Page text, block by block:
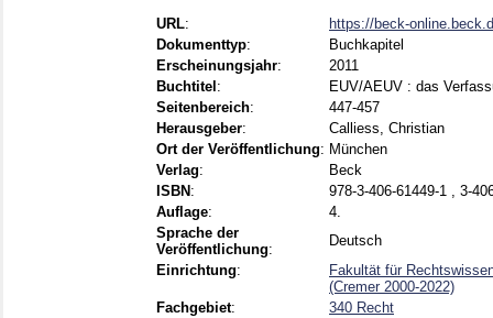
URL:
https://beck-
Dokumenttyp:
Buchkapitel
Erscheinungsjahr:
2011
Buchtitel :
EUV/AEUV : das
Seitenbereich:
447-457
Herausgeber:
Calliess, Christian
Ort der Veröffentlichung: München
Verlag:
Beck
ISBN :
978-3-406-61449-1 , 3-
Auflage:
4.
Sprache der
Veröffentlichung:
Deutsch
Einrichtung:
Fakultät für
(Cremer 2000-2022)
Fachgebiet: 340 Recht